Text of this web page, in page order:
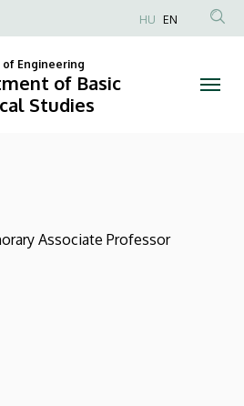
Anonim
fiók
HU EN
of Engineering
of Basic
Studies
Associate Professor